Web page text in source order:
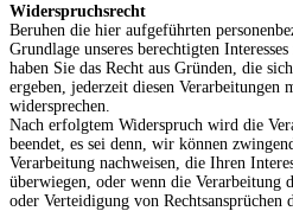
Widerspruchsrecht
Beruhen die hier aufgeführten
Grundlage unseres berechtigten
haben Sie das Recht aus Gründen, die
ergeben, jederzeit diesen
widersprechen.
Nach erfolgtem Widerspruch wird die
beendet, es sei denn, wir können
Verarbeitung nachweisen, die Ihren
überwiegen, oder wenn die Verarbeitung
oder Verteidigung von Rechtsansprüchen